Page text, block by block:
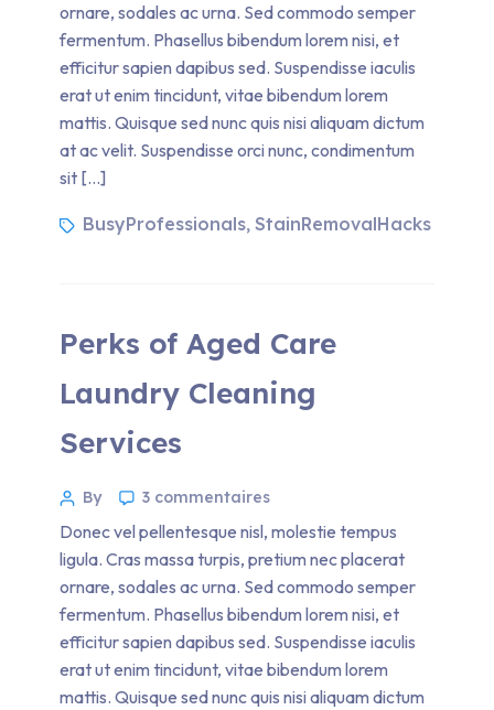
ornare, sodales ac urna. Sed commodo semper
fermentum. Phasellus bibendum lorem nisi, et
efficitur sapien dapibus sed. Suspendisse iaculis
erat ut enim tincidunt, vitae bibendum lorem
mattis. Quisque sed nunc quis nisi aliquam dictum
at ac velit. Suspendisse orci nunc, condimentum
sit […]
BusyProfessionals,StainRemovalHacks
Perks of Aged Care
Laundry Cleaning
Services
By 3 commentaires
Donec vel pellentesque nisl, molestie tempus
ligula. Cras massa turpis, pretium nec placerat
ornare, sodales ac urna. Sed commodo semper
fermentum. Phasellus bibendum lorem nisi, et
efficitur sapien dapibus sed. Suspendisse iaculis
erat ut enim tincidunt, vitae bibendum lorem
mattis. Quisque sed nunc quis nisi aliquam dictum